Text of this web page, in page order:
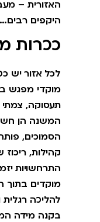
האזורית –
היקפים רבים…
ככרות
לכל אזור יש
מוקדי מפגש
תעסוקה, צמתי
המשנה הן
הסמוכים,
קהילות,
התרחשויות
מוקדים בתוך
להליכה רגלית
בקנה מידה